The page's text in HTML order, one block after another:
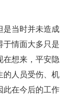
是当时并未造成
于情面大多只是
在想来，平安隐
的人员受伤、机
此在今后的工作